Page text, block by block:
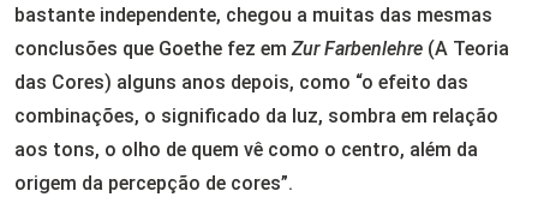
bastante independente, chegou a muitas das mesmas
conclusões que Goethe fez emZur Farbenlehre (A Teoria
das Cores) alguns anos depois, como “o efeito das
combinações, o significado da luz, sombra em relação
aos tons, o olho de quem vê como o centro, além da
origem da percepção de cores”.